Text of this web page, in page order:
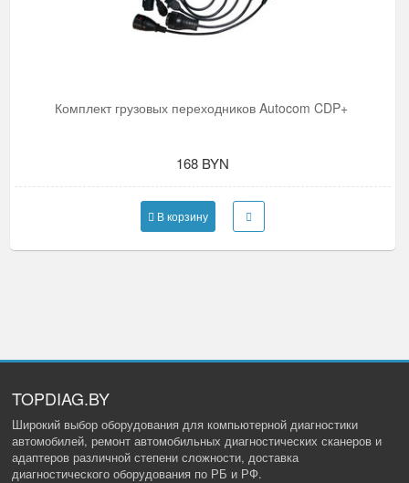
Комплект грузовых переходников Autocom CDP+
168 BYN
В корзину
TOPDIAG.BY
Широкий выбор оборудования для компьютерной диагностики
автомобилей, ремонт автомобильных диагностических сканеров и
адаптеров различной степени сложности, доставка
диагностического оборудования по РБ и РФ.